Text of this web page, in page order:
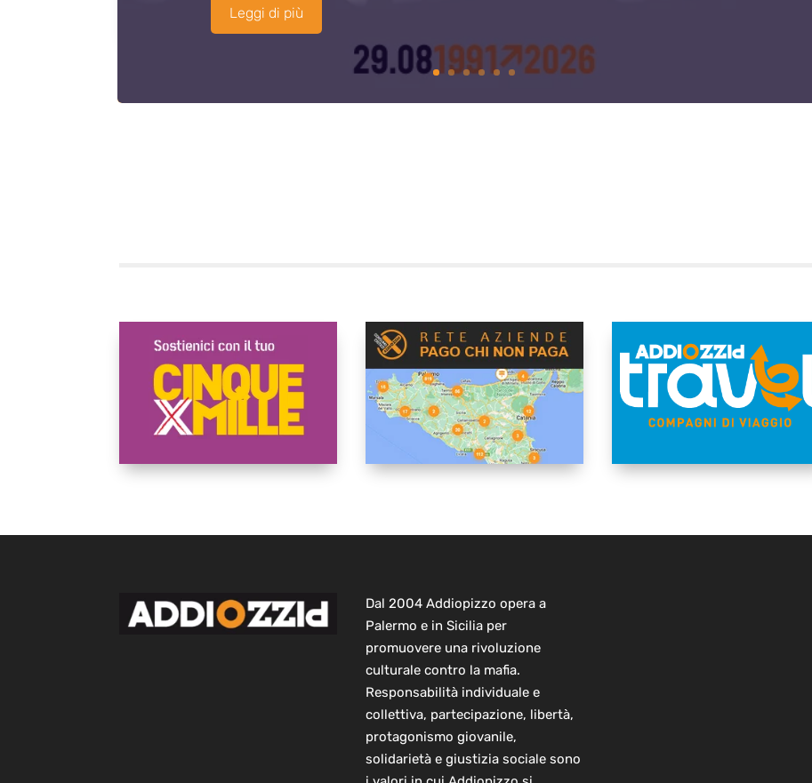
Leggi di più
Dal 2004 Addiopizzo opera a
Palermo e in Sicilia per
promuovere una rivoluzione
culturale contro la mafia.
Responsabilità individuale e
collettiva, partecipazione, libertà,
protagonismo giovanile,
solidarietà e giustizia sociale sono